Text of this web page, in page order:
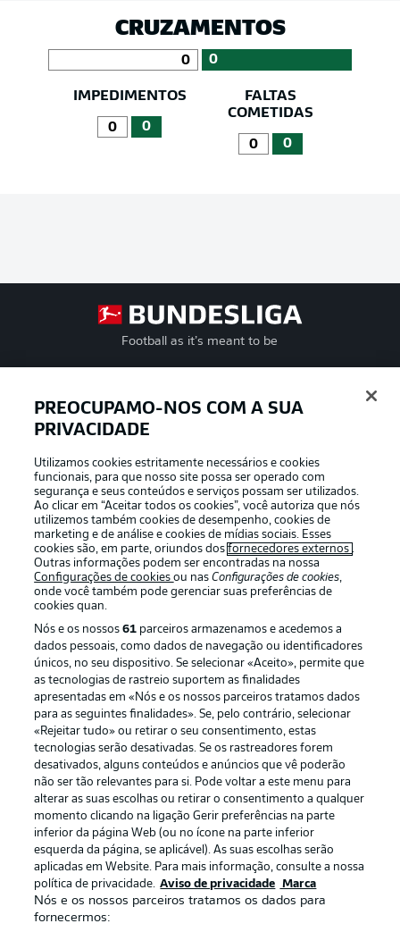
CRUZAMENTOS
0 0
IMPEDIMENTOS
0 0
FALTAS
COMETIDAS
0 0
Football as it’s meant to be
APLICATIVO DA BUNDESLIGA
Oferecido por
Publicidade Avisos legais
Gerir preferências Aviso de privacidade
Trabalhe conosco
Marca Contato
Jogadores
PREOCUPAMO-NOS COM A SUA
PRIVACIDADE
Utilizamos cookies estritamente necessários e cookies
funcionais, para que nosso site possa ser operado com
segurança e seus conteúdos e serviços possam ser utilizados.
Ao clicar em “Aceitar todos os cookies”, você autoriza que nós
utilizemos também cookies de desempenho, cookies de
marketing e de análise e cookies de mídias sociais. Esses
cookies são, em parte, oriundos dosfornecedores externos .
Outras informações podem ser encontradas na nossa
Configurações de cookiesou nasConfigurações de cookies,
onde você também pode gerenciar suas preferências de
cookies quan.
Nós e os nossos61 parceiros armazenamos e acedemos a
dados pessoais, como dados de navegação ou identificadores
únicos, no seu dispositivo. Se selecionar «Aceito», permite que
as tecnologias de rastreio suportem as finalidades
apresentadas em «Nós e os nossos parceiros tratamos dados
para as seguintes finalidades». Se, pelo contrário, selecionar
«Rejeitar tudo» ou retirar o seu consentimento, estas
tecnologias serão desativadas. Se os rastreadores forem
desativados, alguns conteúdos e anúncios que vê poderão
não ser tão relevantes para si. Pode voltar a este menu para
alterar as suas escolhas ou retirar o consentimento a qualquer
momento clicando na ligação Gerir preferências na parte
inferior da página Web (ou no ícone na parte inferior
esquerda da página, se aplicável). As suas escolhas serão
aplicadas em Website. Para mais informação, consulte a nossa
política de privacidade. Aviso de privacidade Marca
Nós e os nossos parceiros tratamos os dados para
fornecermos: